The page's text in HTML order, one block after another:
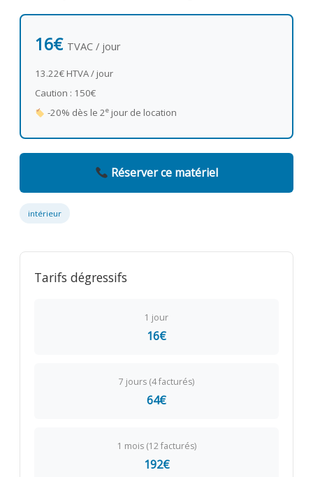
16€ TVAC / jour
13.22€ HTVA / jour
Caution : 150€
-20% dès le 2ejour de location
Réserver ce matériel
intérieur
Tarifs dégressifs
1 jour
16€
7 jours (4 facturés)
64€
1 mois (12 facturés)
192€